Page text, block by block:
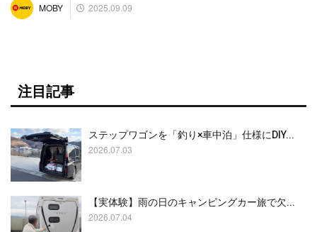
MOBY 2025.09.09
注目記事
ステップワゴンを「釣り×車中泊」仕様にDIY...
2026.07.03
【実体験】雨の日のキャンピングカー旅で欠...
2026.07.04